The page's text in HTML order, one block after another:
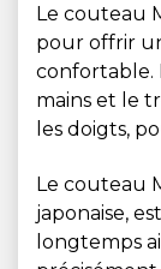
Le couteau
pour offrir
confortable.
mains et le
les doigts,
Le couteau
japonaise,
longtemps